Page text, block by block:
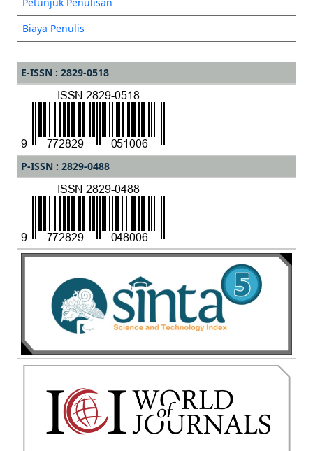
Biaya Penulis
E-ISSN : 2829-0518
P-ISSN : 2829-0488